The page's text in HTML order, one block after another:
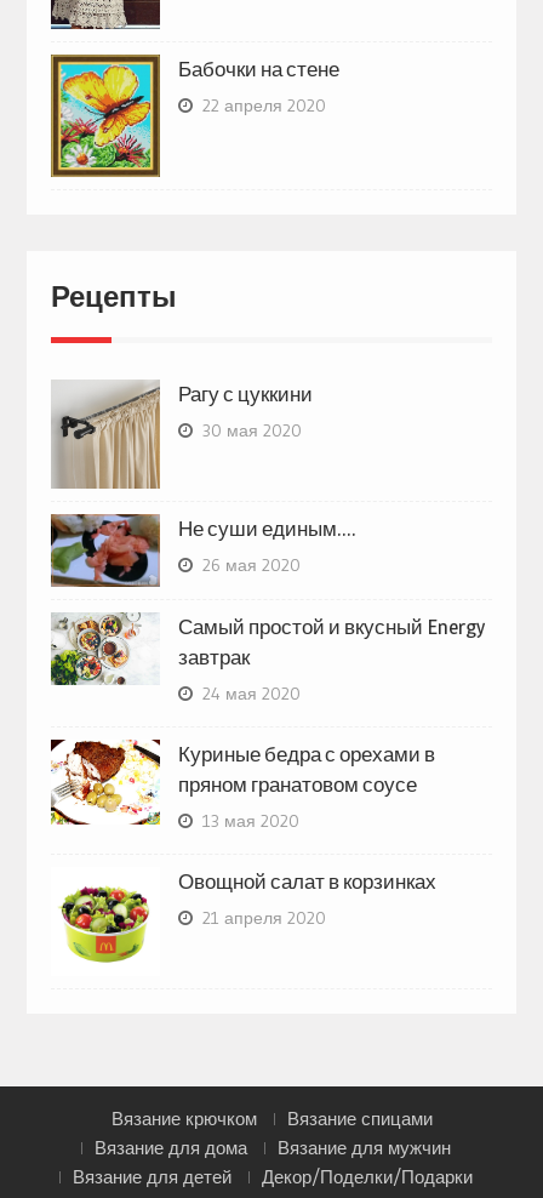
Бабочки на стене
22 апреля 2020
Рецепты
Рагу с цуккини
30 мая 2020
Не суши единым….
26 мая 2020
Самый простой и вкусный Energy
завтрак
24 мая 2020
Куриные бедра с орехами в
пряном гранатовом соусе
13 мая 2020
Овощной салат в корзинках
21 апреля 2020
Вязание крючком
Вязание спицами
Вязание для дома
Вязание для мужчин
Вязание для детей
Декор/Поделки/Подарки